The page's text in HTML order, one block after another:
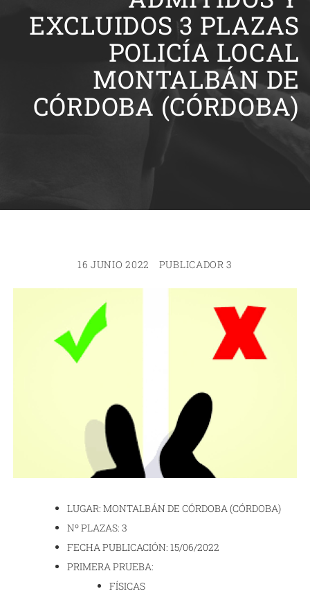
EXCLUIDOS 3 PLAZAS
POLICÍA LOCAL
MONTALBÁN DE
CÓRDOBA (CÓRDOBA)
16 JUNIO 2022 PUBLICADOR 3
LUGAR: MONTALBÁN DE CÓRDOBA (CÓRDOBA)
Nº PLAZAS: 3
FECHA PUBLICACIÓN: 15/06/2022
PRIMERA PRUEBA:
FÍSICAS